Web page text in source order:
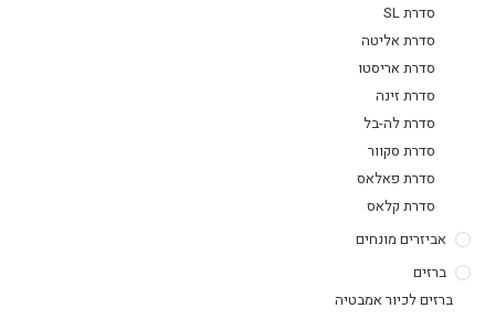
סדרת SL
סדרת אליטה
סדרת אריסטו
סדרת זינה
סדרת לה-בל
סדרת סקוור
סדרת פאלאס
סדרת קלאס
אביזרים מונחים
ברזים
ברזים לכיור אמבטיה